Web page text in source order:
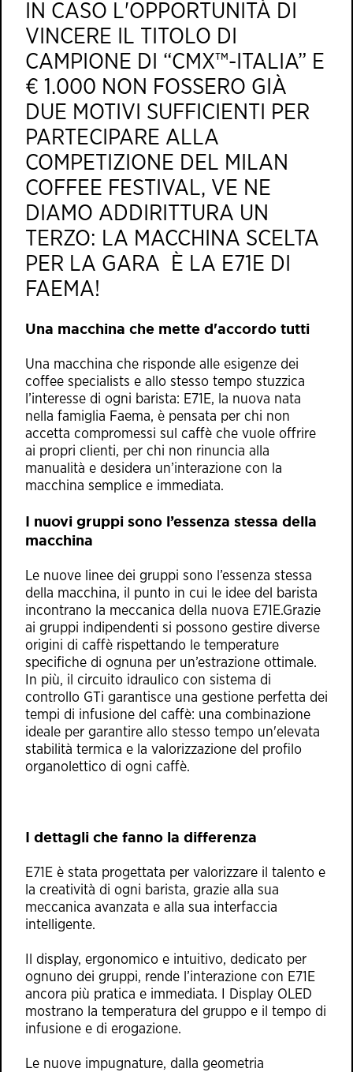
IN CASO L'OPPORTUNITÀ DI
VINCERE IL TITOLO DI
CAMPIONE DI “CMX™-ITALIA” E
€ 1.000 NON FOSSERO GIÀ
DUE MOTIVI SUFFICIENTI PER
PARTECIPARE ALLA
COMPETIZIONE DEL MILAN
COFFEE FESTIVAL, VE NE
DIAMO ADDIRITTURA UN
TERZO: LA MACCHINA SCELTA
PER LA GARA È LA E71E DI
FAEMA!
Una macchina che mette d'accordo tutti
Una macchina che risponde alle esigenze dei
coffee specialists e allo stesso tempo stuzzica
l’interesse di ogni barista: E71E, la nuova nata
nella famiglia Faema, è pensata per chi non
accetta compromessi sul caffè che vuole offrire
ai propri clienti, per chi non rinuncia alla
manualità e desidera un’interazione con la
macchina semplice e immediata.
I nuovi gruppi sono l’essenza stessa della
macchina
Le nuove linee dei gruppi sono l’essenza stessa
della macchina, il punto in cui le idee del barista
incontrano la meccanica della nuova E71E.Grazie
ai gruppi indipendenti si possono gestire diverse
origini di caffè rispettando le temperature
specifiche di ognuna per un’estrazione ottimale.
In più, il circuito idraulico con sistema di
controllo GTi garantisce una gestione perfetta dei
tempi di infusione del caffè: una combinazione
ideale per garantire allo stesso tempo un'elevata
stabilità termica e la valorizzazione del profilo
organolettico di ogni caffè.
I dettagli che fanno la differenza
E71E è stata progettata per valorizzare il talento e
la creatività di ogni barista, grazie alla sua
meccanica avanzata e alla sua interfaccia
intelligente.
Il display, ergonomico e intuitivo, dedicato per
ognuno dei gruppi, rende l’interazione con E71E
ancora più pratica e immediata. I Display OLED
mostrano la temperatura del gruppo e il tempo di
infusione e di erogazione.
Le nuove impugnature, dalla geometria